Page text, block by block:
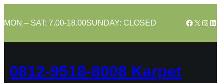
to
MON – SAT: 7.00-18.00SUNDAY: CLOSED Facebook
X
0812-9518-8008 Karpet